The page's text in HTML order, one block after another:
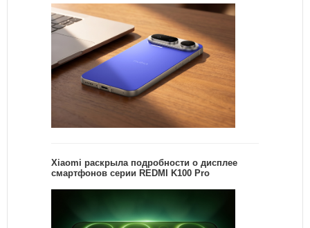
Xiaomi раскрыла подробности о дисплее
смартфонов серии REDMI K100 Pro